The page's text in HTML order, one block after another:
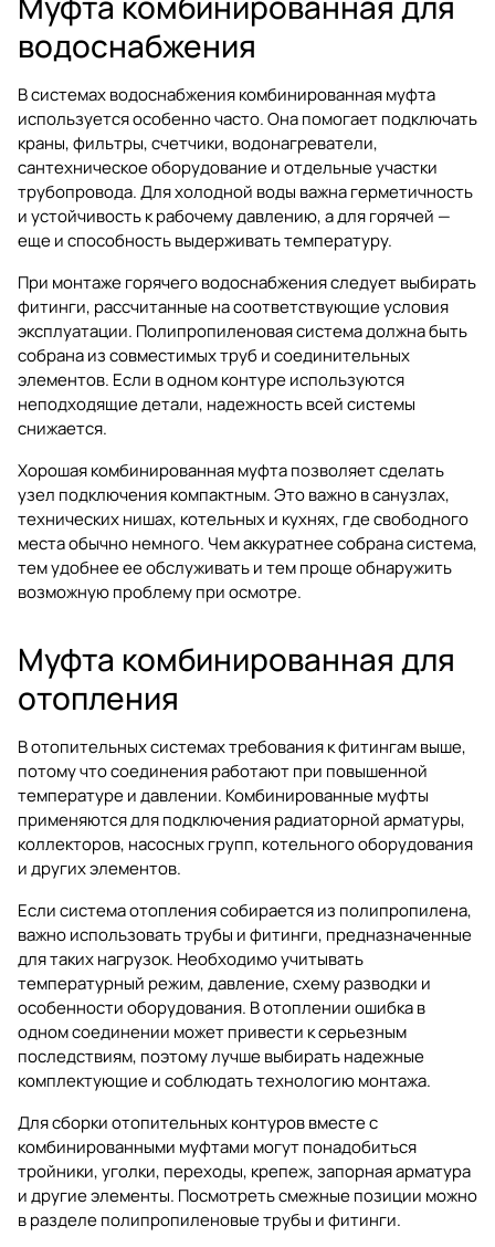
водоснабжения
В системах водоснабжения комбинированная муфта
используется особенно часто. Она помогает подключать
краны, фильтры, счетчики, водонагреватели,
сантехническое оборудование и отдельные участки
трубопровода. Для холодной воды важна герметичность
и устойчивость к рабочему давлению, а для горячей —
еще и способность выдерживать температуру.
При монтаже горячего водоснабжения следует выбирать
фитинги, рассчитанные на соответствующие условия
эксплуатации. Полипропиленовая система должна быть
собрана из совместимых труб и соединительных
элементов. Если в одном контуре используются
неподходящие детали, надежность всей системы
снижается.
Хорошая комбинированная муфта позволяет сделать
узел подключения компактным. Это важно в санузлах,
технических нишах, котельных и кухнях, где свободного
места обычно немного. Чем аккуратнее собрана система,
тем удобнее ее обслуживать и тем проще обнаружить
возможную проблему при осмотре.
Муфта комбинированная для
отопления
В отопительных системах требования к фитингам выше,
потому что соединения работают при повышенной
температуре и давлении. Комбинированные муфты
применяются для подключения радиаторной арматуры,
коллекторов, насосных групп, котельного оборудования
и других элементов.
Если система отопления собирается из полипропилена,
важно использовать трубы и фитинги, предназначенные
для таких нагрузок. Необходимо учитывать
температурный режим, давление, схему разводки и
особенности оборудования. В отоплении ошибка в
одном соединении может привести к серьезным
последствиям, поэтому лучше выбирать надежные
комплектующие и соблюдать технологию монтажа.
Для сборки отопительных контуров вместе с
комбинированными муфтами могут понадобиться
тройники, уголки, переходы, крепеж, запорная арматура
и другие элементы. Посмотреть смежные позиции можно
в разделеполипропиленовые трубы и фитинги.